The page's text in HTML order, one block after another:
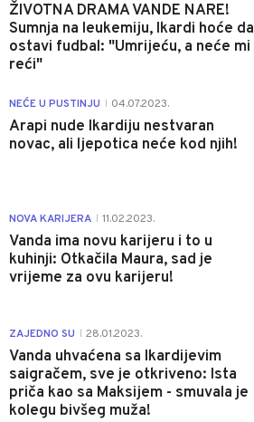
ŽIVOTNA DRAMA VANDE NARE!
Sumnja na leukemiju, Ikardi hoće da
ostavi fudbal: "Umrijeću, a neće mi
reći"
NEĆE U PUSTINJU 04.07.2023.
Arapi nude Ikardiju nestvaran
novac, ali ljepotica neće kod njih!
NOVA KARIJERA 11.02.2023.
Vanda ima novu karijeru i to u
kuhinji: Otkačila Maura, sad je
vrijeme za ovu karijeru!
ZAJEDNO SU 28.01.2023.
Vanda uhvaćena sa Ikardijevim
saigračem, sve je otkriveno: Ista
priča kao sa Maksijem - smuvala je
kolegu bivšeg muža!